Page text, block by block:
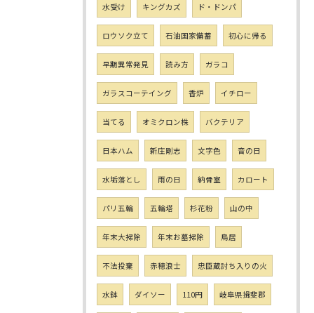
水受け キングカズ ド・ドンパ
ロウソク立て 石油国家備蓄 初心に帰る
早期異常発見 読み方 ガラコ
ガラスコーテイング 香炉 イチロー
当てる オミクロン株 バクテリア
日本ハム 新庄剛志 文字色 音の日
水垢落とし 雨の日 納骨室 カロート
パリ五輪 五輪塔 杉花粉 山の中
年末大掃除 年末お墓掃除 鳥居
不法投棄 赤穂浪士 忠臣蔵討ち入りの火
水鉢 ダイソー 110円 岐阜県揖斐郡